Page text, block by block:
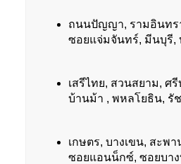
ถนนปัญญา, รามอินทร
ซอยแจ่มจันทร์, มีนบุรี,
เสรีไทย, สวนสยาม, ศ
บ้านม้า , พหลโยธิน, รั
เกษตร, บางเขน, สะพ
ซอยแอนน็กซ์, ซอยบาง